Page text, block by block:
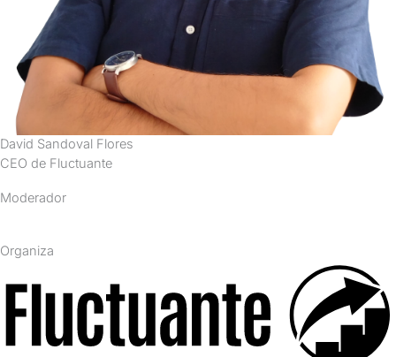
David Sandoval Flores
CEO de Fluctuante
Moderador
Organiza